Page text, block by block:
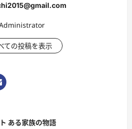
ての投稿を表示
ト ある家族の物語